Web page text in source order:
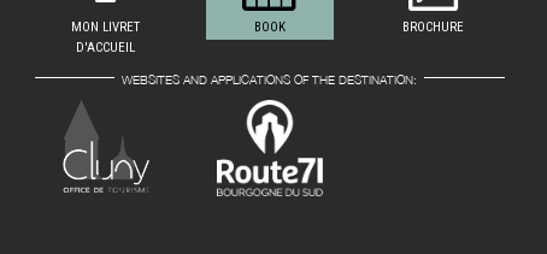
MON LIVRET
D'ACCUEIL
BOOK BROCHURE
WEBSITES AND APPLICATIONS OF THE DESTINATION: